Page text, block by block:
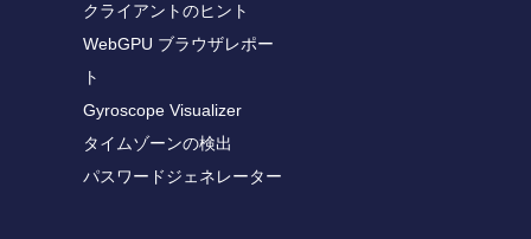
クライアントのヒント
WebGPU ブラウザレポー
ト
Gyroscope Visualizer
タイムゾーンの検出
パスワードジェネレーター